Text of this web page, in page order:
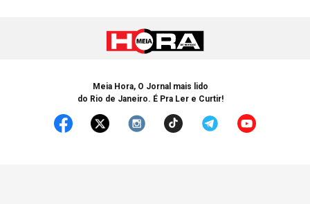
Meia Hora, O Jornal mais lido
do Rio de Janeiro. É Pra Ler e Curtir!